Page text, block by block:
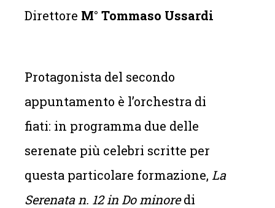
Direttore M° Tommaso Ussardi
Protagonista del secondo
appuntamento è l’orchestra di
fiati: in programma due delle
serenate più celebri scritte per
questa particolare formazione, La
Serenata n. 12 in Do minore di